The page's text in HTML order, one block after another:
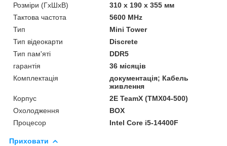
Розміри (ГxШxВ)
310 x 190 x 355 мм
Тактова частота
5600 MHz
Тип
Mini Tower
Тип відеокарти
Discrete
Тип пам'яті
DDR5
гарантія
36 місяців
Комплектація
документація; Кабель
живлення
Корпус
2E TeamX (TMX04-500)
Охолодження
BOX
Процесор
Intel Core i5-14400F
Приховати